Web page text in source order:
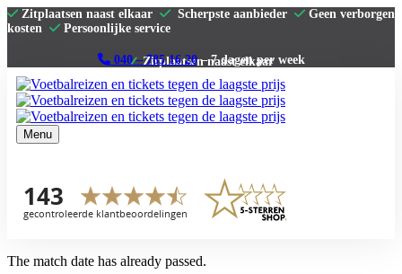
Zitplaatsen naast elkaar Scherpste aanbieder
Geen verborgen
kosten
Persoonlijke service
040 – 785 16 20– 7 dagen per week
Menu
La Liga
Serie A
Contact
The match date has already passed.